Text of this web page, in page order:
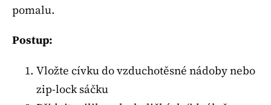
pomalu.
Postup:
Vložte cívku do vzduchotěsné nádoby nebo
zip-lock sáčku